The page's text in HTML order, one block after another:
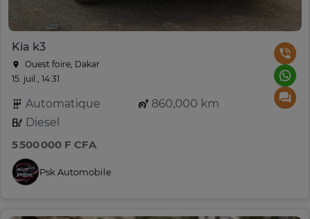
Kia k3
Ouest foire, Dakar
15. juil., 14:31
Automatique
860,000 km
Diesel
5 500 000 F CFA
Psk Automobile